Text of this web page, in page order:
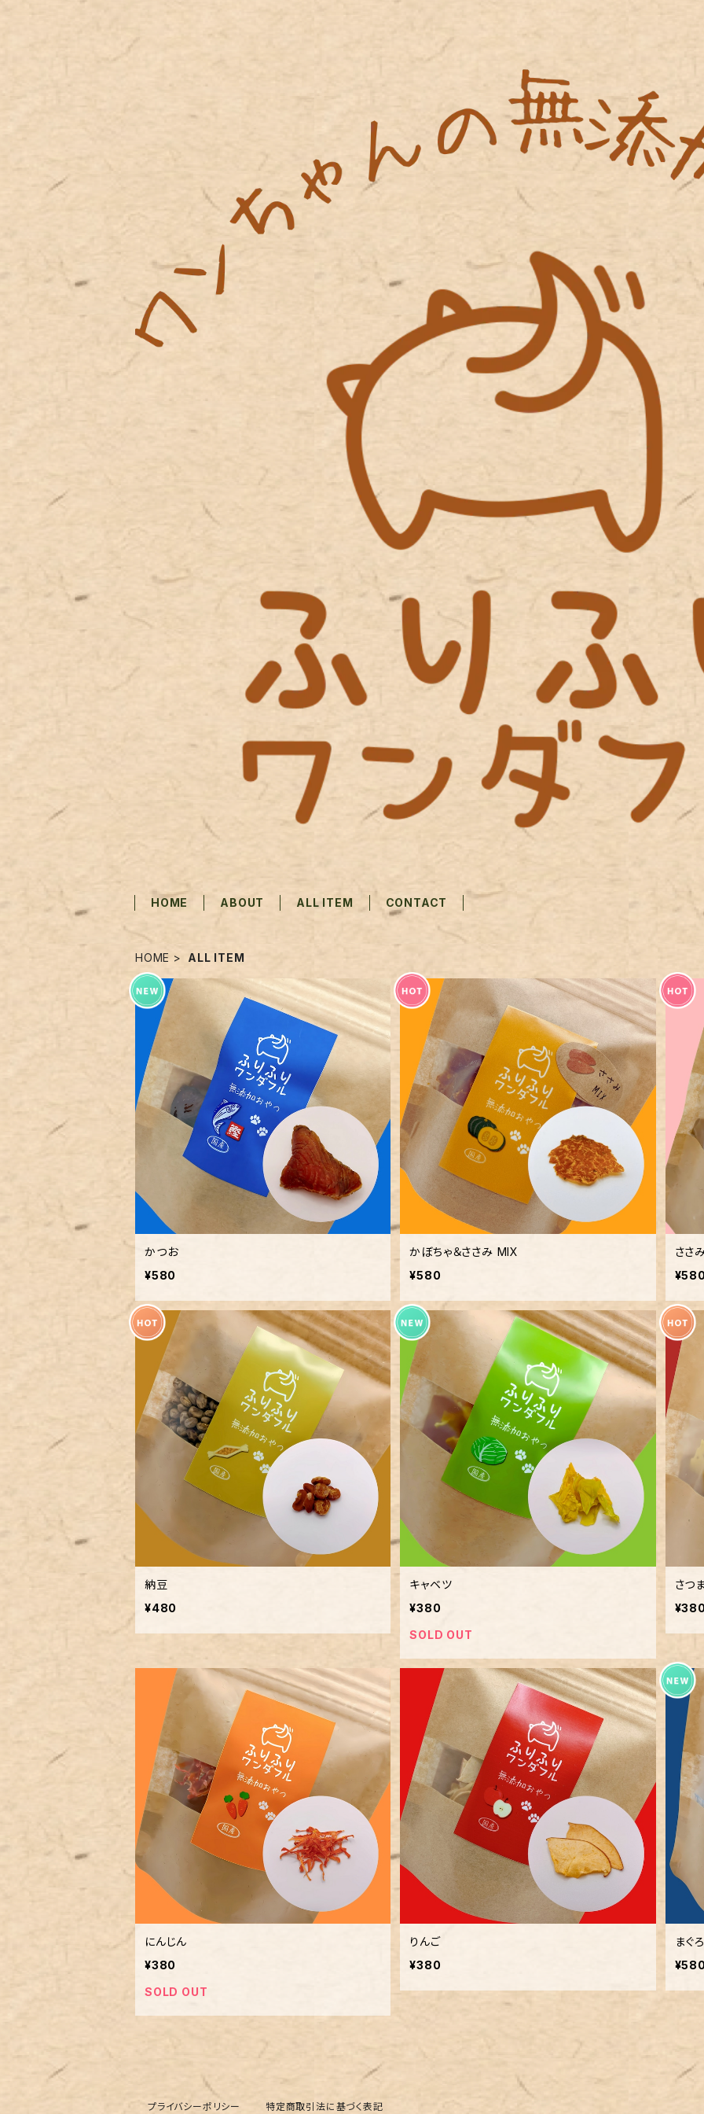
HOME ABOUT ALL ITEM CONTACT
HOME ALL ITEM
かつお
¥580
かぼちゃ＆ささみ MIX
¥580
ささ
納豆
¥480
キャベツ
¥380
SOLD OUT
さつ
にんじん
¥380
SOLD OUT
りんご
¥380
まぐ
プライバシーポリシー 特定商取引法に基づく表記